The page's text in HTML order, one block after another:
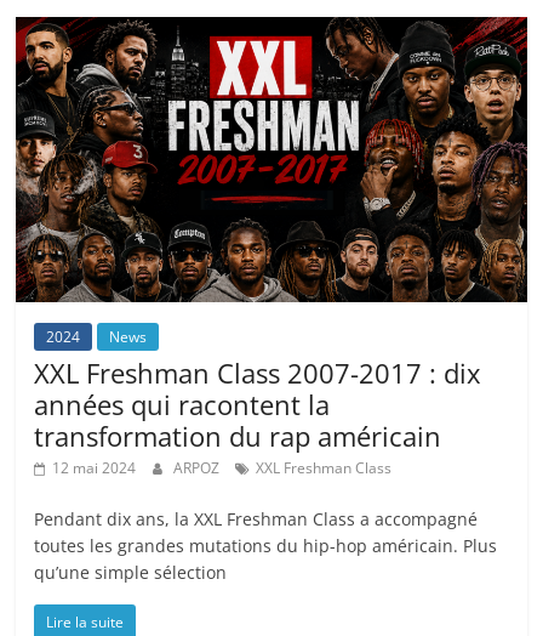
2024 News
XXL Freshman Class 2007-2017 : dix
années qui racontent la
transformation du rap américain
12 mai 2024 ARPOZ XXL Freshman Class
Pendant dix ans, la XXL Freshman Class a accompagné
toutes les grandes mutations du hip-hop américain. Plus
qu’une simple sélection
Lire la suite